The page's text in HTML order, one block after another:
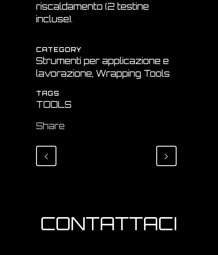
riscaldamento (2 testine
incluse).
CATEGORY
Strumenti per applicazione e
lavorazione, Wrapping Tools
TAGS
TOOLS
Share
CONTATTACI